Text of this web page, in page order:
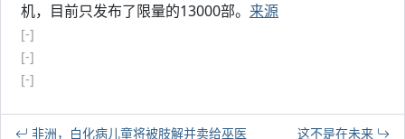
机，目前只发布了限量的13000部。 来源
[-]
[-]
[-]
非洲，白化病儿童将被肢解并卖给巫医 这不是在未来